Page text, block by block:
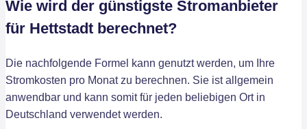
Wie wird der günstigste Stromanbieter
für Hettstadt berechnet?
Die nachfolgende Formel kann genutzt werden, um Ihre
Stromkosten pro Monat zu berechnen. Sie ist allgemein
anwendbar und kann somit für jeden beliebigen Ort in
Deutschland verwendet werden.